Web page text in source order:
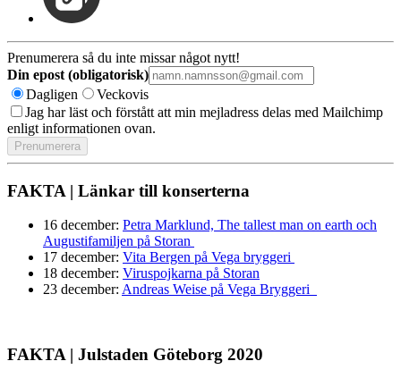
Prenumerera så du inte missar något nytt!
Din epost (obligatorisk)
Dagligen
Veckovis
Jag har läst och förstått att min mejladress delas med Mailchimp
enligt informationen ovan.
FAKTA | Länkar till konserterna
16 december: Petra Marklund, The tallest man on earth och
Augustifamiljen på Storan
17 december: Vita Bergen på Vega bryggeri
18 december: Viruspojkarna på Storan
23 december: Andreas Weise på Vega Bryggeri
FAKTA | Julstaden Göteborg 2020